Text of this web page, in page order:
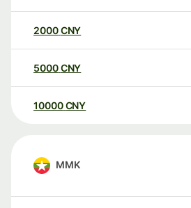
2000CNY
5000CNY
10000 CNY
MMK